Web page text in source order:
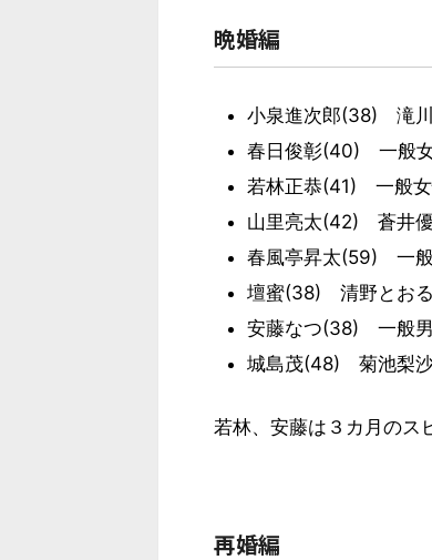
晩婚編
小泉進次郎(38) 滝
春日俊彰(40) 一般
若林正恭(41) 一般
山里亮太(42) 蒼井
春風亭昇太(59) 一
壇蜜(38) 清野とお
安藤なつ(38) 一般
城島茂(48) 菊池梨
若林、安藤は３カ月のス
再婚編